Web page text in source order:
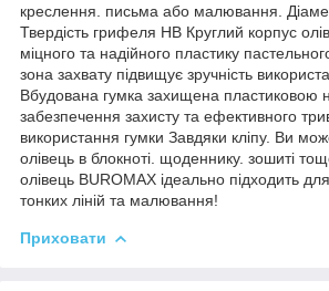
креслення. письма або малювання.
Твердість грифеля HB Круглий корпус
міцного та надійного пластику
зона захвату підвищує зручність
Вбудована гумка захищена пластиковою
забезпечення захисту та ефективного
використання гумки Завдяки кліпу. Ви
олівець в блокноті. щоденнику. зошиті
олівець BUROMAX ідеально підходить
тонких ліній та малювання!
Приховати